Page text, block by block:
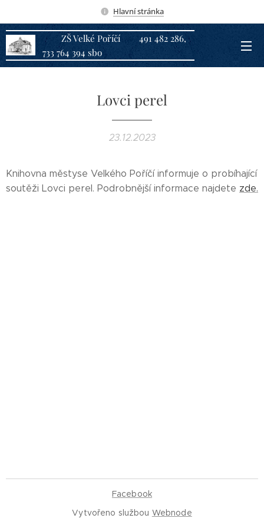
Hlavní stránka
ZŠ Velké Poříčí 491 482 286,
733 764 394 sbo
Lovci perel
23.12.2023
Knihovna městyse Velkého Poříčí informuje o probíhající
soutěži Lovci perel. Podrobnější informace najdete zde.
Facebook
Vytvořeno službou Webnode